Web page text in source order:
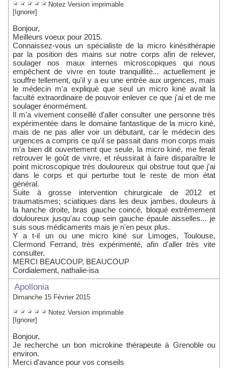
Notez Version imprimable
[Ignorer]
Bonjour,
Meilleurs voeux pour 2015.
Connaissez-vous un spécialiste de la micro kinésithérapie
par la position des mains sur notre corps afin de relever,
soulager nos maux internes microscopiques qui nous
empêchent de vivre en toute tranquillité... actuellement je
souffre tellement, qu'il y a eu une entrée aux urgences, mais
le médecin m'a expliqué que seul un micro kiné avait la
faculté extraordinaire de pouvoir enlever ce que j'ai et de me
soulager énormément.
Il m'a vivement conseillé d'aller consulter une personne très
expérimentée dans le domaine fantastique de la micro kiné,
mais de ne pas aller voir un débutant, car le médecin des
urgences a compris ce qu'il se passait dans mon corps mais
m'a bien dit ouvertement que seule, la micro kiné, me ferait
retrouver le goût de vivre, et réussirait à faire disparaître le
point microscopique très douloureux qui obstrue tout que j'ai
dans le corps et qui perturbe tout le reste de mon état
général.
Suite à grosse intervention chirurgicale de 2012 et
traumatismes; sciatiques dans les deux jambes, douleurs à
la hanche droite, bras gauche coincé, bloqué extrêmement
douloureux jusqu'au coup sein gauche épaule aisselles... je
suis sous médicaments mais je n'en peux plus.
Y a t-il un ou une micro kiné sur Limoges, Toulouse,
Clermond Ferrand, très expérimenté, afin d'aller très vite
consulter.
MERCI BEAUCOUP, BEAUCOUP
Cordialement, nathalie-isa
Apollonia
Dimanche 15 Février 2015
Notez Version imprimable
[Ignorer]
Bonjour,
Je recherche un bon microkine thérapeute à Grenoble ou
environ.
Merci d'avance pour vos conseils